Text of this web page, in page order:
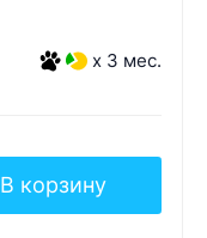
x 3 мес.
В корзину